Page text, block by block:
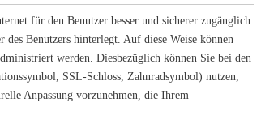
für den Benutzer besser und sicherer zugänglich
Benutzers hinterlegt. Auf diese Weise können
werden. Diesbezüglich können Sie bei den
SSL-Schloss, Zahnradsymbol) nutzen,
Anpassung vorzunehmen, die Ihrem